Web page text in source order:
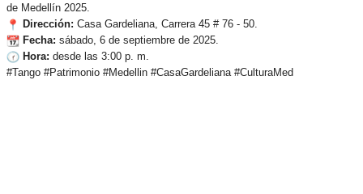
de Medellín 2025.
Dirección: Casa Gardeliana, Carrera 45 # 76 - 50.
Fecha: sábado, 6 de septiembre de 2025.
Hora: desde las 3:00 p. m.
#Tango #Patrimonio #Medellin #CasaGardeliana #CulturaMed